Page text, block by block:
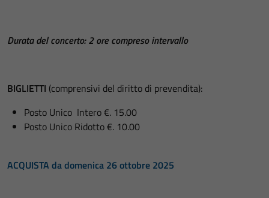
Durata del concerto: 2 ore compreso intervallo
BIGLIETTI (comprensivi del diritto di prevendita):
Posto Unico Intero €. 15.00
Posto Unico Ridotto €. 10.00
ACQUISTA da domenica 26 ottobre 2025